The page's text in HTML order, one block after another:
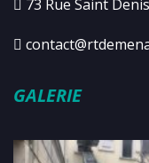
73 Rue Saint
GALERIE